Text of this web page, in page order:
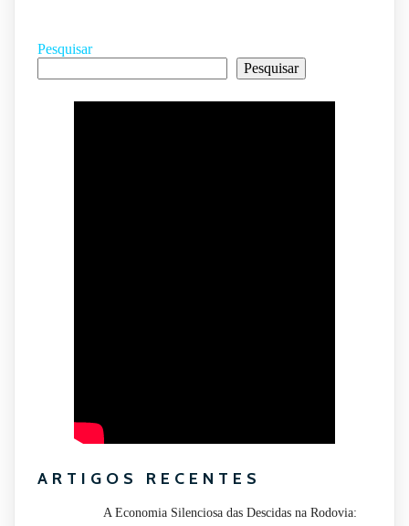
Pesquisar
Pesquisar
ARTIGOS RECENTES
A Economia Silenciosa das Descidas na Rodovia: